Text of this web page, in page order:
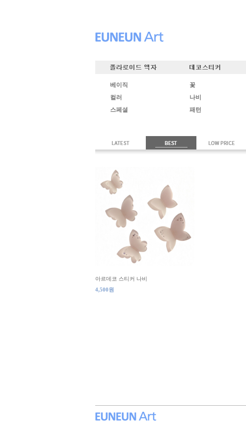
베이직
컬러
스페셜
꽃
나비
패턴
아르데코 스티커 나비
4,500원